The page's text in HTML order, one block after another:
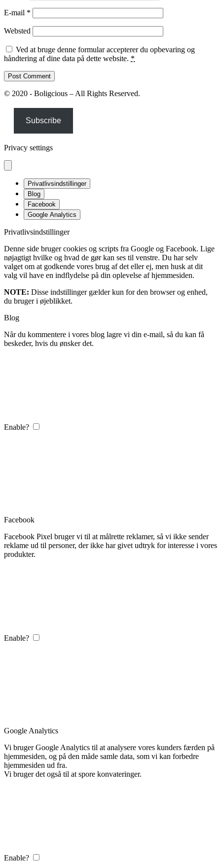
E-mail *
Websted
Ved at bruge denne formular accepterer du opbevaring og
håndtering af dine data på dette website. *
© 2020 - Boligcious – All Rights Reserved.
Subscribe
Privacy settings
Privatlivsindstillinger
Blog
Facebook
Google Analytics
Privatlivsindstillinger
Denne side bruger cookies og scripts fra Google og Facebook. Lige
nøjagtigt hvilke og hvad de gør kan ses til venstre. Du har selv
valget om at godkende vores brug af det eller ej, men husk at dit
valg vil have en indflydelse på din oplevelse af hjemmesiden.
NOTE: Disse indstillinger gælder kun for den browser og enhed,
du bruger i øjeblikket.
Blog
Når du kommentere i vores blog lagre vi din e-mail, så du kan få
beskeder, hvis du ønsker det.
Enable?
Facebook
Facebook Pixel bruger vi til at målrette reklamer, så vi ikke sender
reklame ud til personer, der ikke har givet udtryk for interesse i vores
produkter.
Enable?
Google Analytics
Vi bruger Google Analytics til at analysere vores kunders færden på
hjemmesiden, og på den måde samle data, som vi kan forbedre
hjemmesiden ud fra.
Vi bruger det også til at spore konvateringer.
Enable?